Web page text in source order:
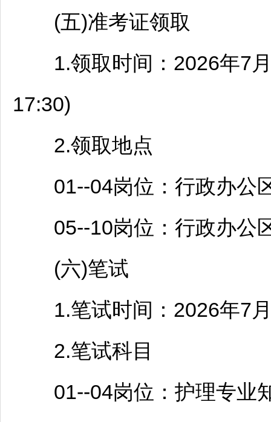
(五)准考证领取
1.领取时间：2026年7月
17:30)
2.领取地点
01--04岗位：行政办公
05--10岗位：行政办公
(六)笔试
1.笔试时间：2026年7月
2.笔试科目
01--04岗位：护理专业